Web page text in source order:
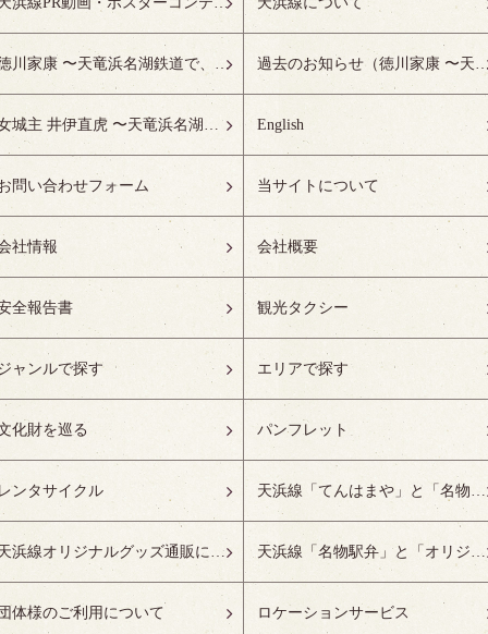
徳川家康 〜天竜浜名湖鉄道で、徳川ゆかりの地へ！〜 過去のお知らせ（徳川家康 〜天竜浜名湖鉄道で、
女城主 井伊直虎 〜天竜浜名湖鉄道で、井の国へ！〜 English
問い合わせフォーム 当サイトについて
社情報 会社概要
全報告書 観光タクシー
ャンルで探す エリアで探す
化財を巡る パンフレット
ンタサイクル 天浜線「てんはまや」と「名物駅弁」について
天浜線オリジナルグッズ通販について 天浜線「名物駅弁」と「オリジナルグッズ」
体様のご利用について ロケーションサービス